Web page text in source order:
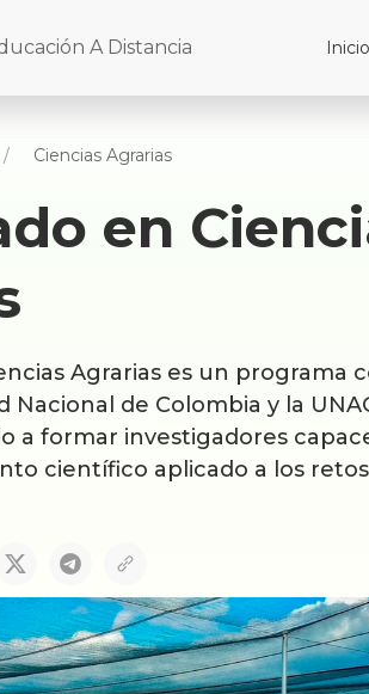
A Distancia Inicio
Ciencias Agrarias
en
Agrarias es un programa
Nacional de Colombia y la
a formar investigadores
científico aplicado a los